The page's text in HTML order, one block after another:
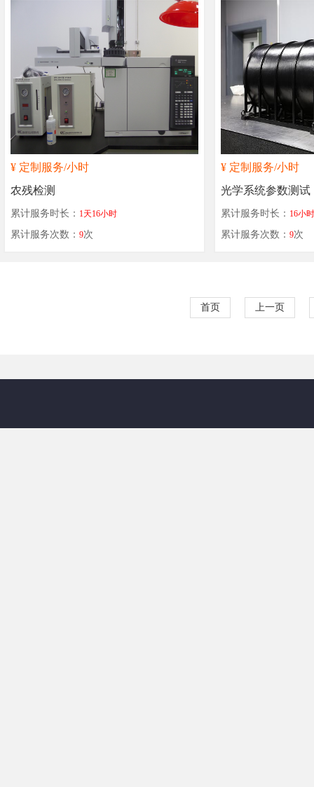
¥ 定制服务/小时
农残检测
累计服务时长： 1天16小时
累计服务次数： 9次
¥ 定制服务/小时
光学系统参数测试
累计服务时长： 16小时
累计服务次数： 9次
首页 上一页